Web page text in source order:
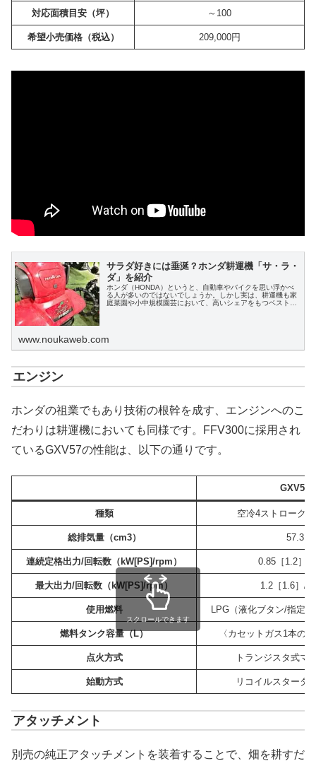
対応面積目安（坪） ～100
希望小売価格（税込） 209,000円
サラダ好きには垂涎？ホンダ耕運機「サ・ラ・
ダ」を紹介
ホンダ（HONDA）というと、自動車やバイクを思い浮かべ
る人が多いのではないでしょうか。しかし実は、耕運機も家
庭菜園や小中規模園芸において、高いシェアをもつベストセ
www.noukaweb.com
エンジン
ホンダの祖業でもあり技術の根幹を成す、エンジンへのこ
だわりは耕運機においても同様です。FFV300に採用され
ているGXV57の性能は、以下の通りです。
GXV57
種類 空冷4ストローク
総排気量（cm3） 57.3
連続定格出力/回転数（kW[PS]/rpm） 0.85［1.2］/
最大出力/回転数（kW[PS]/rpm） 1.2［1.6］/
使用燃料 LPG（液化ブタン/指定
燃料タンク容量（L） 〈カセットガス1本の
点火方式 トランジスタ式マ
始動方式 リコイルスタータ
スクロールできます
アタッチメント
別売の純正アタッチメントを装着することで、畑を耕すだ
Facebook
はてブ
LinkedIn
コピー